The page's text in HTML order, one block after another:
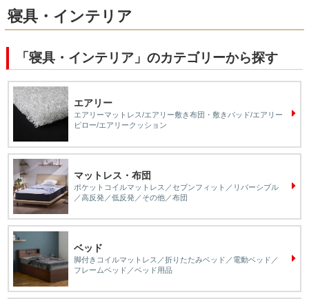
寝具・インテリア
「寝具・インテリア」のカテゴリーから探す
エアリー
エアリーマットレス/エアリー敷き布団・敷きパッド/エアリー
ピロー/エアリークッション
マットレス・布団
ポケットコイルマットレス／セブンフィット／リバーシブル
／高反発／低反発／その他／布団
ベッド
脚付きコイルマットレス／折りたたみベッド／電動ベッド／
フレームベッド／ベッド用品